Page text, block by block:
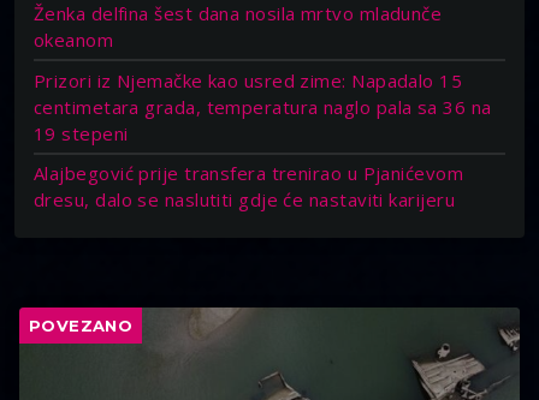
Ženka delfina šest dana nosila mrtvo mladunče
okeanom
Prizori iz Njemačke kao usred zime: Napadalo 15
centimetara grada, temperatura naglo pala sa 36 na
19 stepeni
Alajbegović prije transfera trenirao u Pjanićevom
dresu, dalo se naslutiti gdje će nastaviti karijeru
POVEZANO